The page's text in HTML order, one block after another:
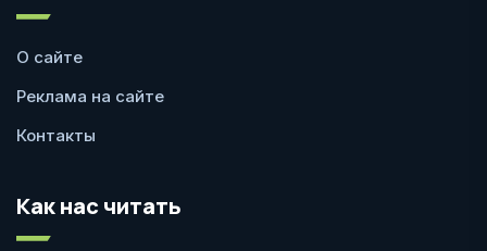
О сайте
Реклама на сайте
Контакты
Как нас читать